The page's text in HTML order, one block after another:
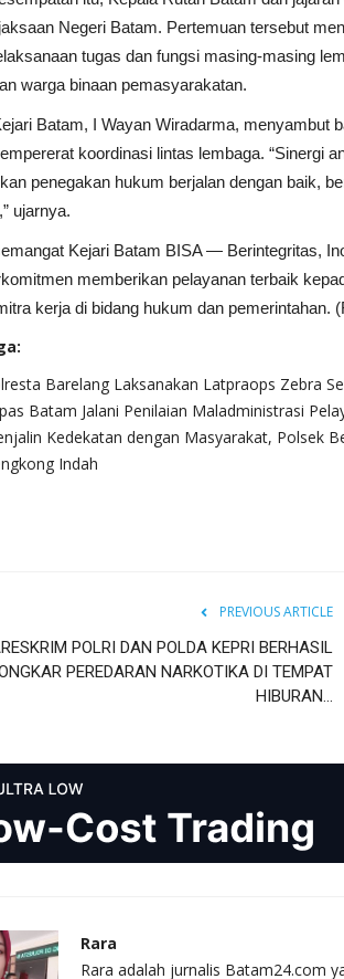
Negeri Batam. Pertemuan tersebut
tugas dan fungsi masing-masing
warga binaan pemasyarakatan.
Batam, I Wayan Wiradarma, menyambut
koordinasi lintas lembaga. “Sinergi
penegakan hukum berjalan dengan baik,
ujarnya.
Kejari Batam BISA — Berintegritas,
memberikan pelayanan terbaik
kerja di bidang hukum dan pemerintahan.
Barelang Laksanakan Latpraops Zebra
Batam Jalani Penilaian Maladministrasi
Kedekatan dengan Masyarakat, Polsek
Indah
PREVIOUS ARTICLE
POLRI DAN POLDA KEPRI BERHASIL
PEREDARAN NARKOTIKA DI TEMPAT
HIBURAN...
Rara
Rara adalah jurnalis Batam24.com